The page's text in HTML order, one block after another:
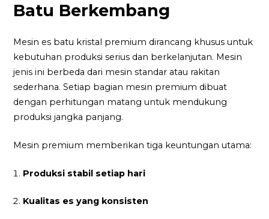
Batu Berkembang
Mesin es batu kristal premium dirancang khusus untuk
kebutuhan produksi serius dan berkelanjutan. Mesin
jenis ini berbeda dari mesin standar atau rakitan
sederhana. Setiap bagian mesin premium dibuat
dengan perhitungan matang untuk mendukung
produksi jangka panjang.
Mesin premium memberikan tiga keuntungan utama:
Produksi stabil setiap hari
Kualitas es yang konsisten